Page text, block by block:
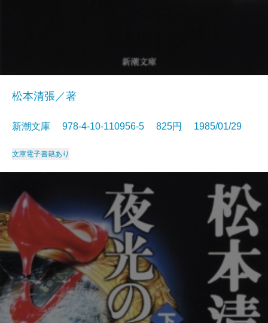
松本清張／著
新潮文庫 978-4-10-110956-5 825円 1985/01/29
文庫電子書籍あり